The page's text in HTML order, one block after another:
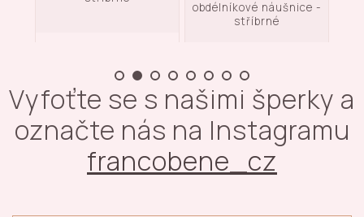
obdélníkové náušnice -
stříbrné
Vyfoťte se s našimi šperky a
označte nás na Instagramu
francobene_cz